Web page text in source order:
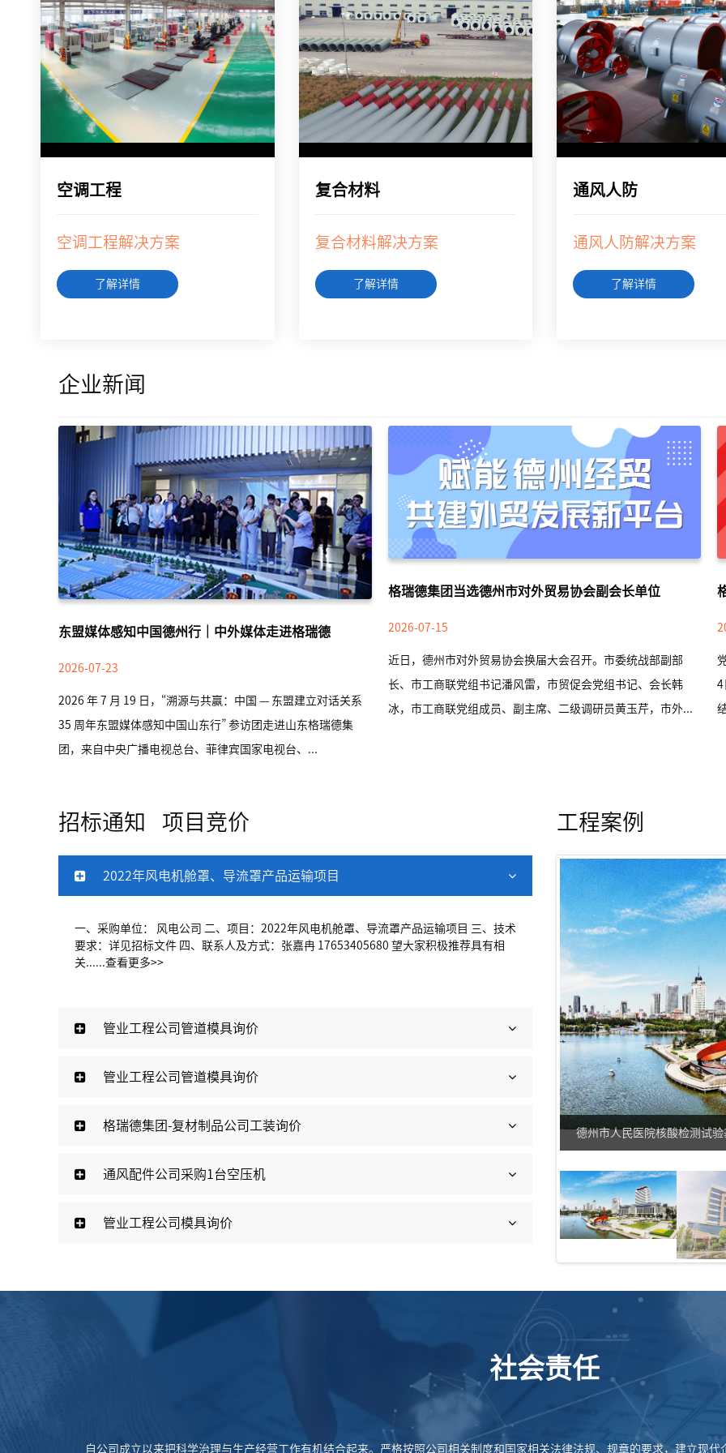
空调工程
空调工程解决方案
了解详情
复合材料
复合材料解决方案
了解详情
通风人防
通风人防解决方案
了解详情
企业新闻
东盟媒体感知中国德州行｜中外媒体走进格瑞德
2026-07-23
2026 年 7 月 19 日，“溯源与共赢：中国 — 东盟建立对话关系
35 周年东盟媒体感知中国山东行” 参访团走进山东格瑞德集
团，来自中央广播电视总台、菲律宾国家电视台、...
格瑞德集团当选德州市对外贸易协会副会长单位
2026-07-15
近日，德州市对外贸易协会换届大会召开。市委统战部副部
长、市工商联党组书记潘风雷，市贸促会党组书记、会长韩
冰，市工商联党组成员、副主席、二级调研员黄玉芹，市外...
4
招标通知 项目竞价
2022年风电机舱罩、导流罩产品运输项目
一、采购单位： 风电公司 二、项目：2022年风电机舱罩、导流罩产品运输项目 三、技术
要求：详见招标文件 四、联系人及方式：张嘉冉 17653405680 望大家积极推荐具有相
关......查看更多>>
管业工程公司管道模具询价
管业工程公司管道模具询价
格瑞德集团-复材制品公司工装询价
通风配件公司采购1台空压机
管业工程公司模具询价
工程案例
临西住宅太阳能热水器采购安装项目（一期单机及阳台壁挂） 德州市人民医院核酸检测试
社会责任
自公司成立以来把科学治理与生产经营工作有机结合起来。严格按照公司相关制度和国家相关法律法规、规章的要求，建立现